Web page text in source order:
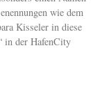
wie dem
Kisseler in diese
in der HafenCity